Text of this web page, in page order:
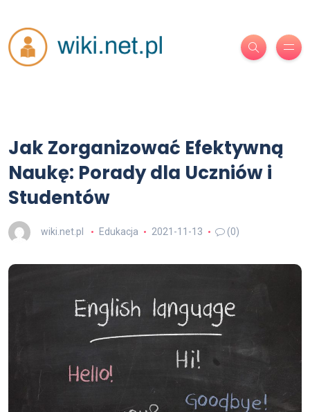
Jak Zorganizować Efektywną
Naukę: Porady dla Uczniów i
Studentów
wiki.net.pl Edukacja 2021-11-13 (0)